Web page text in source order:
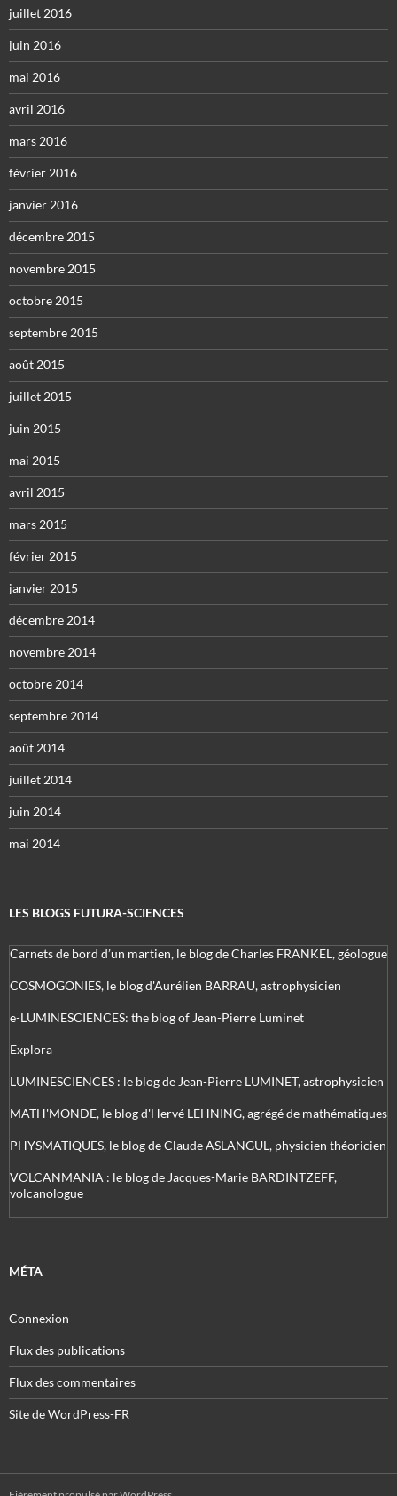
juillet 2016
juin 2016
mai 2016
avril 2016
mars 2016
février 2016
janvier 2016
décembre 2015
novembre 2015
octobre 2015
septembre 2015
août 2015
juillet 2015
juin 2015
mai 2015
avril 2015
mars 2015
février 2015
janvier 2015
décembre 2014
novembre 2014
octobre 2014
septembre 2014
août 2014
juillet 2014
juin 2014
mai 2014
LES BLOGS FUTURA-SCIENCES
Carnets de bord d’un martien, le blog de Charles FRANKEL, géologue
COSMOGONIES, le blog d'Aurélien BARRAU, astrophysicien
e-LUMINESCIENCES: the blog of Jean-Pierre Luminet
Explora
LUMINESCIENCES : le blog de Jean-Pierre LUMINET, astrophysicien
MATH'MONDE, le blog d'Hervé LEHNING, agrégé de mathématiques
PHYSMATIQUES, le blog de Claude ASLANGUL, physicien théoricien
VOLCANMANIA : le blog de Jacques-Marie BARDINTZEFF,
volcanologue
MÉTA
Connexion
Flux des publications
Flux des commentaires
Site de WordPress-FR